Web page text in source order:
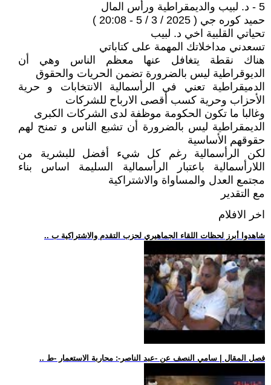
5 - د. لبيب والديمقراطية ورأس المال
حميد كوره جي ( 2025 / 3 / 5 - 20:08 )
تحياتي القلبية اخي د. لبيب
تسعدني مداخلاتك المهمة على كتاباتي
هناك نقطة يتغافل عنها معظم الناس وهي أن
الديوقراطية ليس بالضرورة تضمن الحريات والحقوق
الدميقراطية تعني في الرأسمالية الانتخابات و حرية
الأحزاب وحرية كسب أقصى الارباح للشركات
وغالبا ما تكون الحكومة موظفة لدى الشركات الكبرى
الديمقراطية ليس بالضرورة أن تشبع الناس و تمنح لهم
حقوقهم الأساسية
لكن الرأسمالية رغم كل شيء أفضل للبشرية من
اللارأسمالية باعتبار الرأسمالية السليمة اساس بناء
مجتمع العدل والمساواة والاشتراكية
مع التقدير
اخر الافلام
.. شاهدوا أبرز لحظات اللقاء الجماهيري لحزب التقدم والاشتراكية ب
.. فصل المقال | سامي النصف عن -عبد الناصر-: محاربة الاستعمار -ط